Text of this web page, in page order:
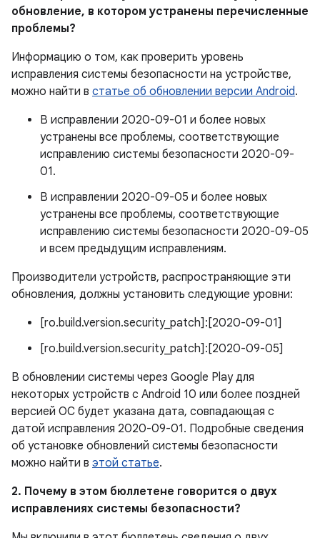
обновление, в котором устранены перечисленные
проблемы?
Информацию о том, как проверить уровень
исправления системы безопасности на устройстве,
можно найти в статье об обновлении версии Android.
В исправлении 2020-09-01 и более новых
устранены все проблемы, соответствующие
исправлению системы безопасности 2020-09-
01.
В исправлении 2020-09-05 и более новых
устранены все проблемы, соответствующие
исправлению системы безопасности 2020-09-05
и всем предыдущим исправлениям.
Производители устройств, распространяющие эти
обновления, должны установить следующие уровни:
[ro.build.version.security_patch]:[2020-09-01]
[ro.build.version.security_patch]:[2020-09-05]
В обновлении системы через Google Play для
некоторых устройств с Android 10 или более поздней
версией ОС будет указана дата, совпадающая с
датой исправления 2020-09-01. Подробные сведения
об установке обновлений системы безопасности
можно найти в этой статье.
2. Почему в этом бюллетене говорится о двух
исправлениях системы безопасности?